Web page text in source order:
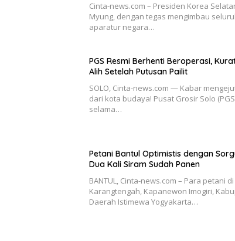
Cinta-news.com – Presiden Korea
Myung, dengan tegas mengimbau
aparatur negara…
PGS Resmi Berhenti Beroperasi,
Alih Setelah Putusan Pailit
SOLO, Cinta-news.com — Kabar
dari kota budaya! Pusat Grosir Solo
selama…
Petani Bantul Optimistis dengan
Dua Kali Siram Sudah Panen
BANTUL, Cinta-news.com – Para petani
Karangtengah, Kapanewon Imogiri,
Daerah Istimewa Yogyakarta…